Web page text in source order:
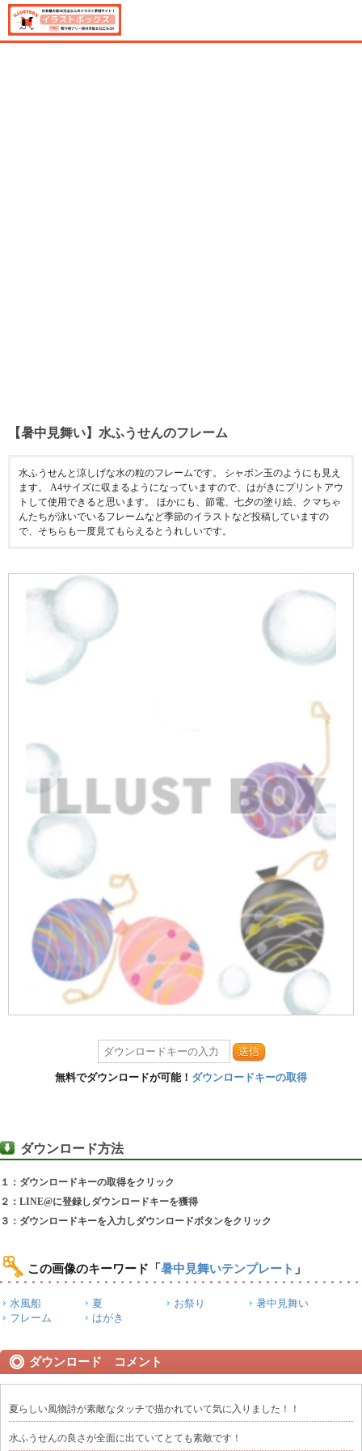
【暑中見舞い】水ふうせんのフレーム
水ふうせんと涼しげな水の粒のフレームです。 シャボン玉のようにも見え
ます。 A4サイズに収まるようになっていますので、はがきにプリントアウ
トして使用できると思います。 ほかにも、節電、七夕の塗り絵、クマちゃ
んたちが泳いでいるフレームなど季節のイラストなど投稿していますの
で、そちらも一度見てもらえるとうれしいです。
送信
無料でダウンロードが可能！ ダウンロードキーの取得
ダウンロード方法
１：ダウンロードキーの取得をクリック
２：LINE@に登録しダウンロードキーを獲得
３：ダウンロードキーを入力しダウンロードボタンをクリック
この画像のキーワード 「 暑中見舞いテンプレート 」
水風船 夏 お祭り
暑中見舞い
フレーム
はがき
ダウンロード コメント
夏らしい風物詩が素敵なタッチで描かれていて気に入りました！！
水ふうせんの良さが全面に出ていてとても素敵です！